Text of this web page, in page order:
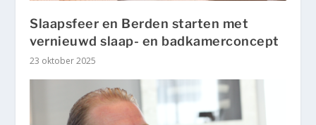
Slaapsfeer en Berden starten met
vernieuwd slaap- en badkamerconcept
23 oktober 2025